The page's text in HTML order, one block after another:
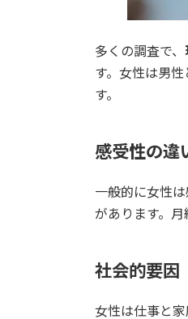
多くの調査で、
す。女性は男
す。
感受性の違
一般的に女性
があります。月
社会的要因
女性は仕事と